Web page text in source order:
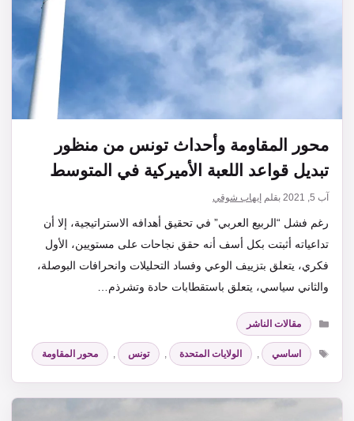
محور المقاومة وأحداث تونس من منظور
تبديل قواعد اللعبة الأميركية في المتوسط
آب 5, 2021 بقلم إيهاب شوقي
رغم فشل “الربيع العربي” في تحقيق أهدافه الاستراتيجية، إلا أن
تداعياته أثبتت بكل أسف أنه حقق نجاحات على مستويين، الأول
فكري، يتعلق بتزييف الوعي وفساد التحليلات وانحرافات البوصلة،
والثاني سياسي، يتعلق باستقطابات حادة وتشرذم…
التصنيفات
مقالات الناشر
الوسوم
اساسي , الولايات المتحدة , تونس , محور المقاومة